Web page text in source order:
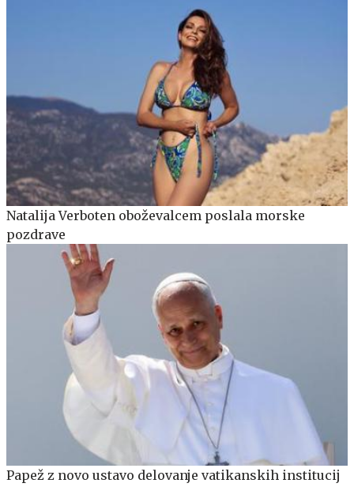
Natalija Verboten oboževalcem poslala morske
pozdrave
Papež z novo ustavo delovanje vatikanskih institucij